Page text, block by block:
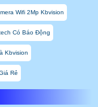
Wifi 2Mp Kbvision
Có Báo Động
Kbvision
Rẻ